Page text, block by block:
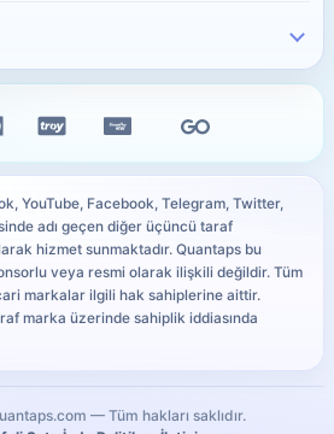
Ekle
YouTube, Facebook, Telegram, Twitter,
adı geçen diğer üçüncü taraf
hizmet sunmaktadır. Quantaps bu
veya resmi olarak ilişkili değildir. Tüm
markalar ilgili hak sahiplerine aittir.
marka üzerinde sahiplik iddiasında
— Tüm hakları saklıdır.